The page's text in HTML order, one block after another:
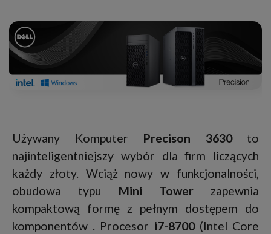
Używany Komputer Precison 3630to
najinteligentniejszy wybór dla firm liczących
każdy złoty. Wciąż nowy w funkcjonalności,
obudowa typu Mini Towerzapewnia
kompaktową formę z pełnym dostępem do
komponentów . Procesor i7-8700(Intel Core